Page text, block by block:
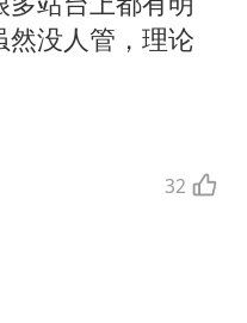
然没人管，理论
32